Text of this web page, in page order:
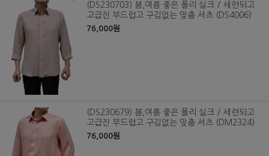
(DS230703) 봄,여름 좋은 폴리 실크 / 세련되고
고급진 부드럽고 구김없는 맞춤 셔츠 (DS4006)
76,000원
(DS230679) 봄,여름 좋은 폴리 실크 / 세련되고
고급진 부드럽고 구김없는 맞춤 셔츠 (DM2324)
76,000원